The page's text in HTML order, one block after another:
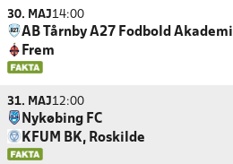
30. MAJ14:00
AB Tårnby A27 Fodbold Akademi
Frem
31. MAJ12:00
Nykøbing FC
KFUM BK, Roskilde